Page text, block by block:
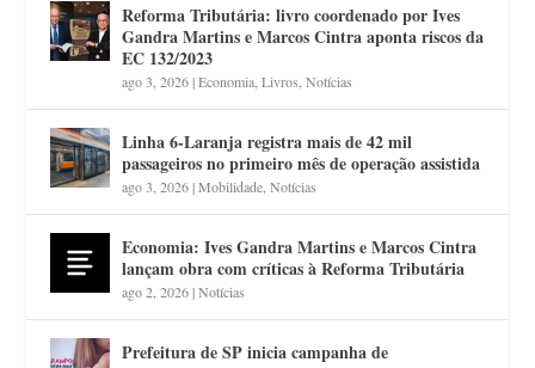
Reforma Tributária: livro coordenado por Ives
Gandra Martins e Marcos Cintra aponta riscos da
EC 132/2023
ago 3, 2026|Economia ,Livros ,Notícias
Linha 6-Laranja registra mais de 42 mil
passageiros no primeiro mês de operação assistida
ago 3, 2026|Mobilidade ,Notícias
Economia: Ives Gandra Martins e Marcos Cintra
lançam obra com críticas à Reforma Tributária
ago 2, 2026|Notícias
Prefeitura de SP inicia campanha de